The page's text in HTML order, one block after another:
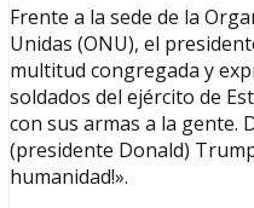
Frente a la sede de la
Unidas (ONU), el
multitud congregada y
soldados del ejército de
con sus armas a la gente.
(presidente Donald)
humanidad!».